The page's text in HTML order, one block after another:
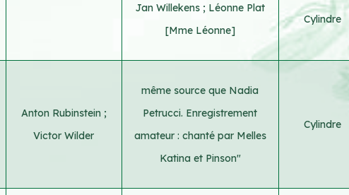
Jan Willekens ; Léonne Plat
[Mme Léonne]
Cylindre
Anton Rubinstein ;
Victor Wilder
même source que Nadia
Petrucci. Enregistrement
amateur : chanté par Melles
Katina et Pinson"
Cylindre